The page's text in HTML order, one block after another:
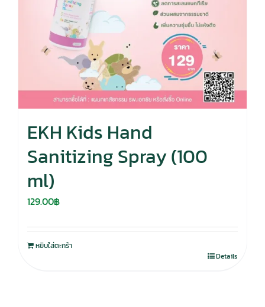
EKH Kids Hand
Sanitizing Spray (100
ml)
129.00฿
หยิบใส่ตะกร้า
Details